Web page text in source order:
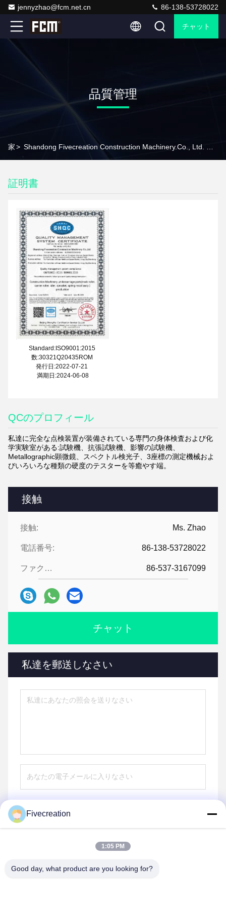
jennyzhao@fcm.net.cn 86-138-53728022
チャット
品質管理
家>
接触
接触: Ms. Zhao
電話番号: 86-138-53728022
ファクシミリ: 86-537-3167099
チャット
私達を郵送しなさい
証明書
Standard:ISO9001:2015
数:30321Q20435ROM
発行日:2022-07-21
満期日:2024-06-08
QCのプロフィール
私達に完全な点検装置が装備されている専門の身体検査および化
学実験室がある:試験機、抗張試験機、影響の試験機、
Metallographic顕微鏡、スペクトル検光子、3座標の測定機械およ
びいろいろな種類の硬度のテスターを等癒やす端。
Fivecreation
1:05 PM
Good day, what product are you looking for?